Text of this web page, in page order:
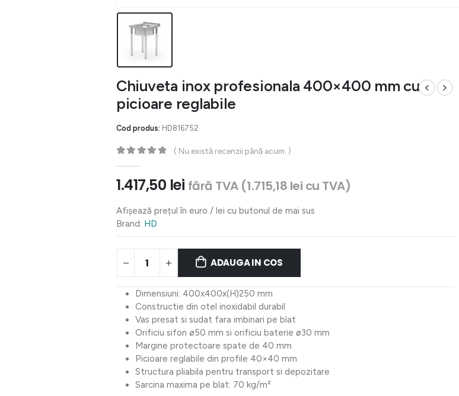
Chiuveta inox profesionala 400×400 mm cu
picioare reglabile
Cod produs: HD816752
( Nu există recenzii până acum. )
1.417,50 lei fără TVA (1.715,18 lei cu TVA)
Afișează prețul în euro / lei cu butonul de mai sus
Brand: HD
ADAUGA IN COS
Dimensiuni: 400x400x(H)250 mm
Constructie din otel inoxidabil durabil
Vas presat si sudat fara imbinari pe blat
Orificiu sifon ø50 mm si orificiu baterie ø30 mm
Margine protectoare spate de 40 mm
Picioare reglabile din profile 40×40 mm
Structura pliabila pentru transport si depozitare
Sarcina maxima pe blat: 70 kg/m²